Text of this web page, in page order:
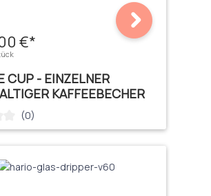
€*
CUP - EINZELNER
KAFFEEBECHER
Bewertung von 0 von 5 Sternen
(0)